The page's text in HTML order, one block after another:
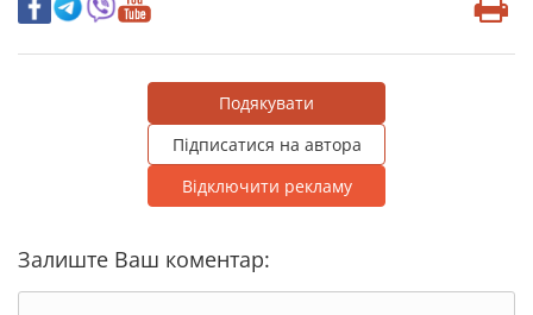
Подякувати
Підписатися на автора
Відключити рекламу
Залиште Ваш коментар: